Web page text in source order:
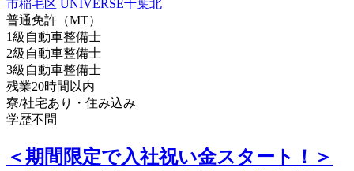
普通免許（MT）
1級自動車整備士
2級自動車整備士
3級自動車整備士
残業20時間以内
寮/社宅あり・住み込み
学歴不問
＜期間限定で入社祝い金スタート！＞